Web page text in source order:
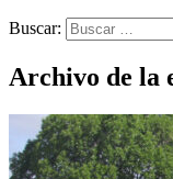
Buscar:
Archivo de la